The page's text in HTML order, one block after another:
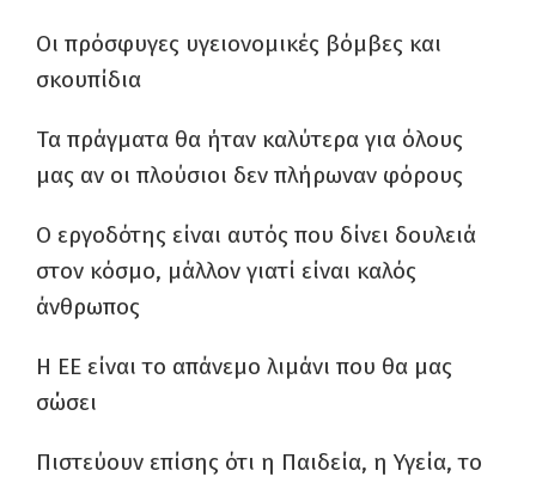
Οι πρόσφυγες υγειονομικές βόμβες και
σκουπίδια
Τα πράγματα θα ήταν καλύτερα για όλους
μας αν οι πλούσιοι δεν πλήρωναν φόρους
Ο εργοδότης είναι αυτός που δίνει δουλειά
στον κόσμο, μάλλον γιατί είναι καλός
άνθρωπος
Η ΕΕ είναι το απάνεμο λιμάνι που θα μας
σώσει
Πιστεύουν επίσης ότι η Παιδεία, η Υγεία, το